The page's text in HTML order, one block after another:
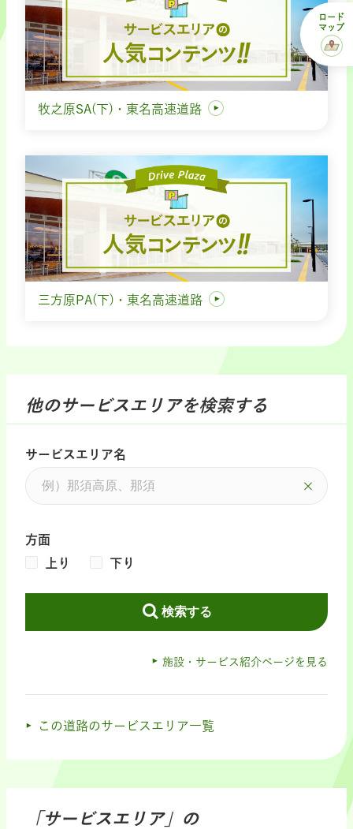
牧之原SA(下)・東名高速道路
三方原PA(下)・東名高速道路
他のサービスエリアを検索する
サービスエリア名
方面
上り
下り
検索する
施設・サービス紹介ページを見る
この道路のサービスエリア一覧
「サービスエリア」の
ロード
マップ